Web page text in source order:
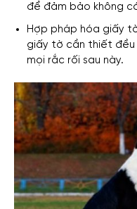
để đảm bảo không
Hợp pháp hóa giấy
giấy tờ cần thiết
mọi rắc rối sau này.